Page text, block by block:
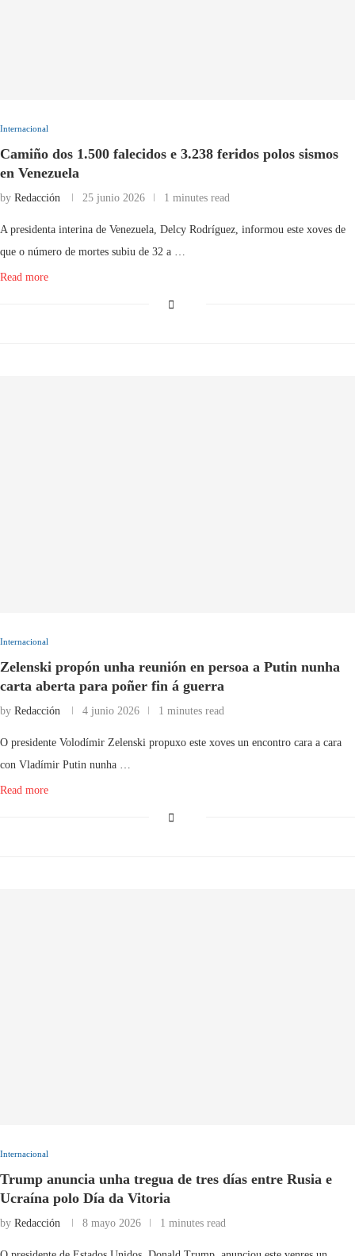
Internacional
Camiño dos 1.500 falecidos e 3.238 feridos polos sismos
en Venezuela
by Redacción 25 junio 2026 1 minutes read
A presidenta interina de Venezuela, Delcy Rodríguez, informou este xoves de
que o número de mortes subiu de 32 a …
Read more
Internacional
Zelenski propón unha reunión en persoa a Putin nunha
carta aberta para poñer fin á guerra
by Redacción 4 junio 2026 1 minutes read
O presidente Volodímir Zelenski propuxo este xoves un encontro cara a cara
con Vladímir Putin nunha …
Read more
Internacional
Trump anuncia unha tregua de tres días entre Rusia e
Ucraína polo Día da Vitoria
by Redacción 8 mayo 2026 1 minutes read